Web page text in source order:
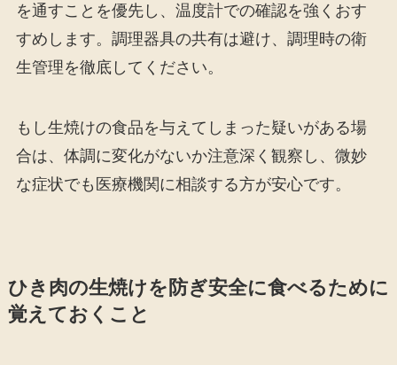
を通すことを優先し、温度計での確認を強くおす
すめします。調理器具の共有は避け、調理時の衛
生管理を徹底してください。
もし生焼けの食品を与えてしまった疑いがある場
合は、体調に変化がないか注意深く観察し、微妙
な症状でも医療機関に相談する方が安心です。
ひき肉の生焼けを防ぎ安全に食べるために
覚えておくこと